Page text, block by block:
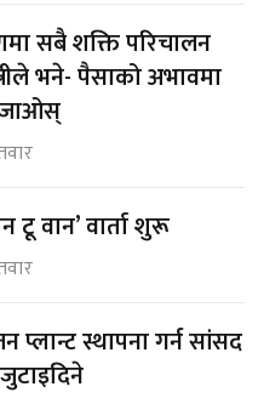
सबै शक्ति परिचालन
भने- पैसाको अभावमा
टू वान’ वार्ता शुरू
प्लान्ट स्थापना गर्न सांसद